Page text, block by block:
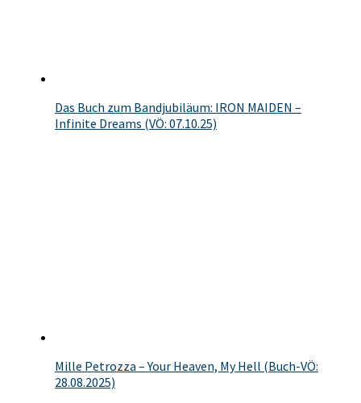
Das Buch zum Bandjubiläum: IRON MAIDEN –
Infinite Dreams (VÖ: 07.10.25)
Mille Petrozza – Your Heaven, My Hell (Buch-VÖ:
28.08.2025)